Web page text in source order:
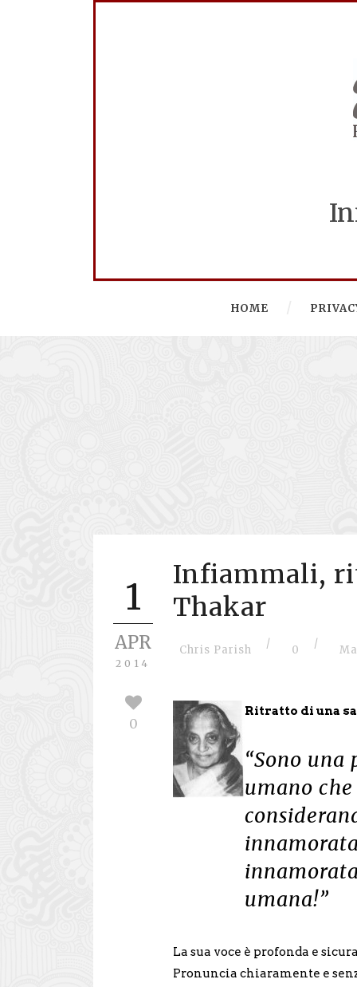
HOME
1
APR
2014
0
Infiammali,
Thakar
Chris Parish / 0 /
Ritratto di una
“Sono una
umano
umana!”
La sua voce è profonda e
Pronuncia chiaramente e